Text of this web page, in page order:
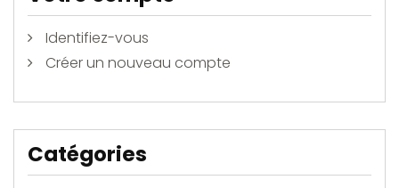
Identifiez-vous
Créer un nouveau compte
Catégories